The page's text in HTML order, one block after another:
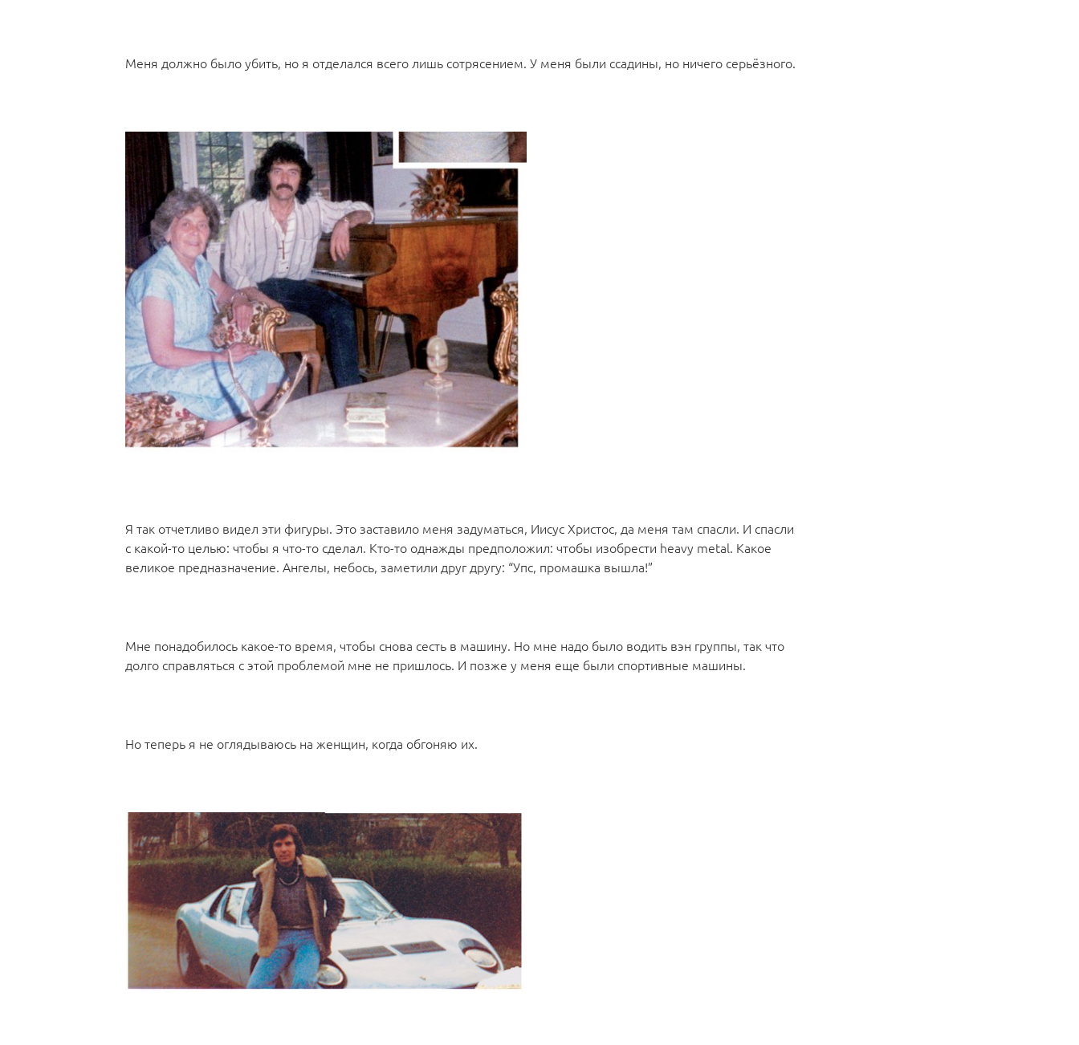
Меня должно было убить, но я отделался всего лишь сотрясением. У меня были ссадины, но ничего серьёзного.
Я так отчетливо видел эти фигуры. Это заставило меня задуматься, Иисус Христос, да меня там спасли. И спасли
с какой-то целью: чтобы я что-то сделал. Кто-то однажды предположил: чтобы изобрести heavy metal. Какое
великое предназначение. Ангелы, небось, заметили друг другу: “Упс, промашка вышла!”
Мне понадобилось какое-то время, чтобы снова сесть в машину. Но мне надо было водить вэн группы, так что
долго справляться с этой проблемой мне не пришлось. И позже у меня еще были спортивные машины.
Но теперь я не оглядываюсь на женщин, когда обгоняю их.